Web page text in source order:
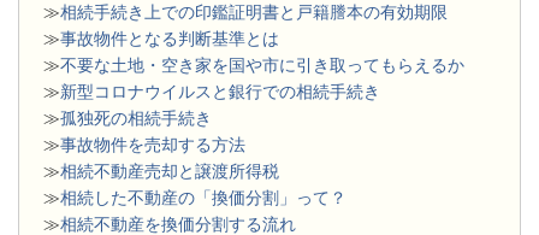
≫相続手続き上での印鑑証明書と戸籍謄本の有効期限
≫事故物件となる判断基準とは
≫不要な土地・空き家を国や市に引き取ってもらえるか
≫新型コロナウイルスと銀行での相続手続き
≫孤独死の相続手続き
≫事故物件を売却する方法
≫相続不動産売却と譲渡所得税
≫相続した不動産の「換価分割」って？
≫相続不動産を換価分割する流れ